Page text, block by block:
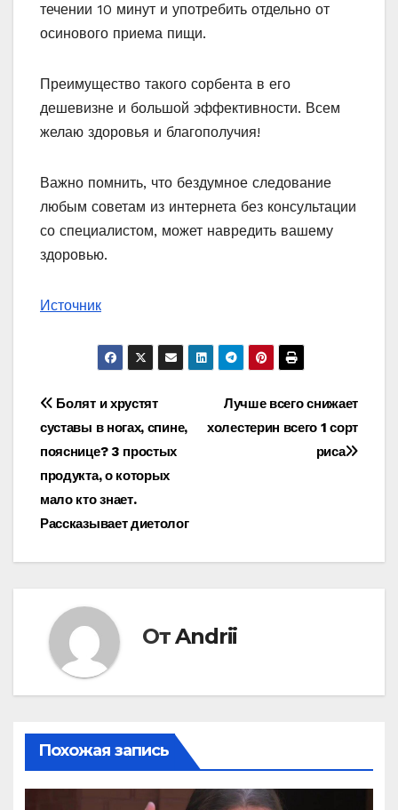
течении 10 минут и употребить отдельно от
осинового приема пищи.
Преимущество такого сорбента в его
дешевизне и большой эффективности. Всем
желаю здоровья и благополучия!
Важно помнить, что бездумное следование
любым советам из интернета без консультации
со специалистом, может навредить вашему
здоровью.
Источник
Навигация
по
записям
Лучше всего снижает
холестерин всего 1 сорт
риса
Болят и хрустят
суставы в ногах, спине,
пояснице? 3 простых
продукта, о которых
мало кто знает.
Рассказывает диетолог
ОтAndrii
Похожая запись